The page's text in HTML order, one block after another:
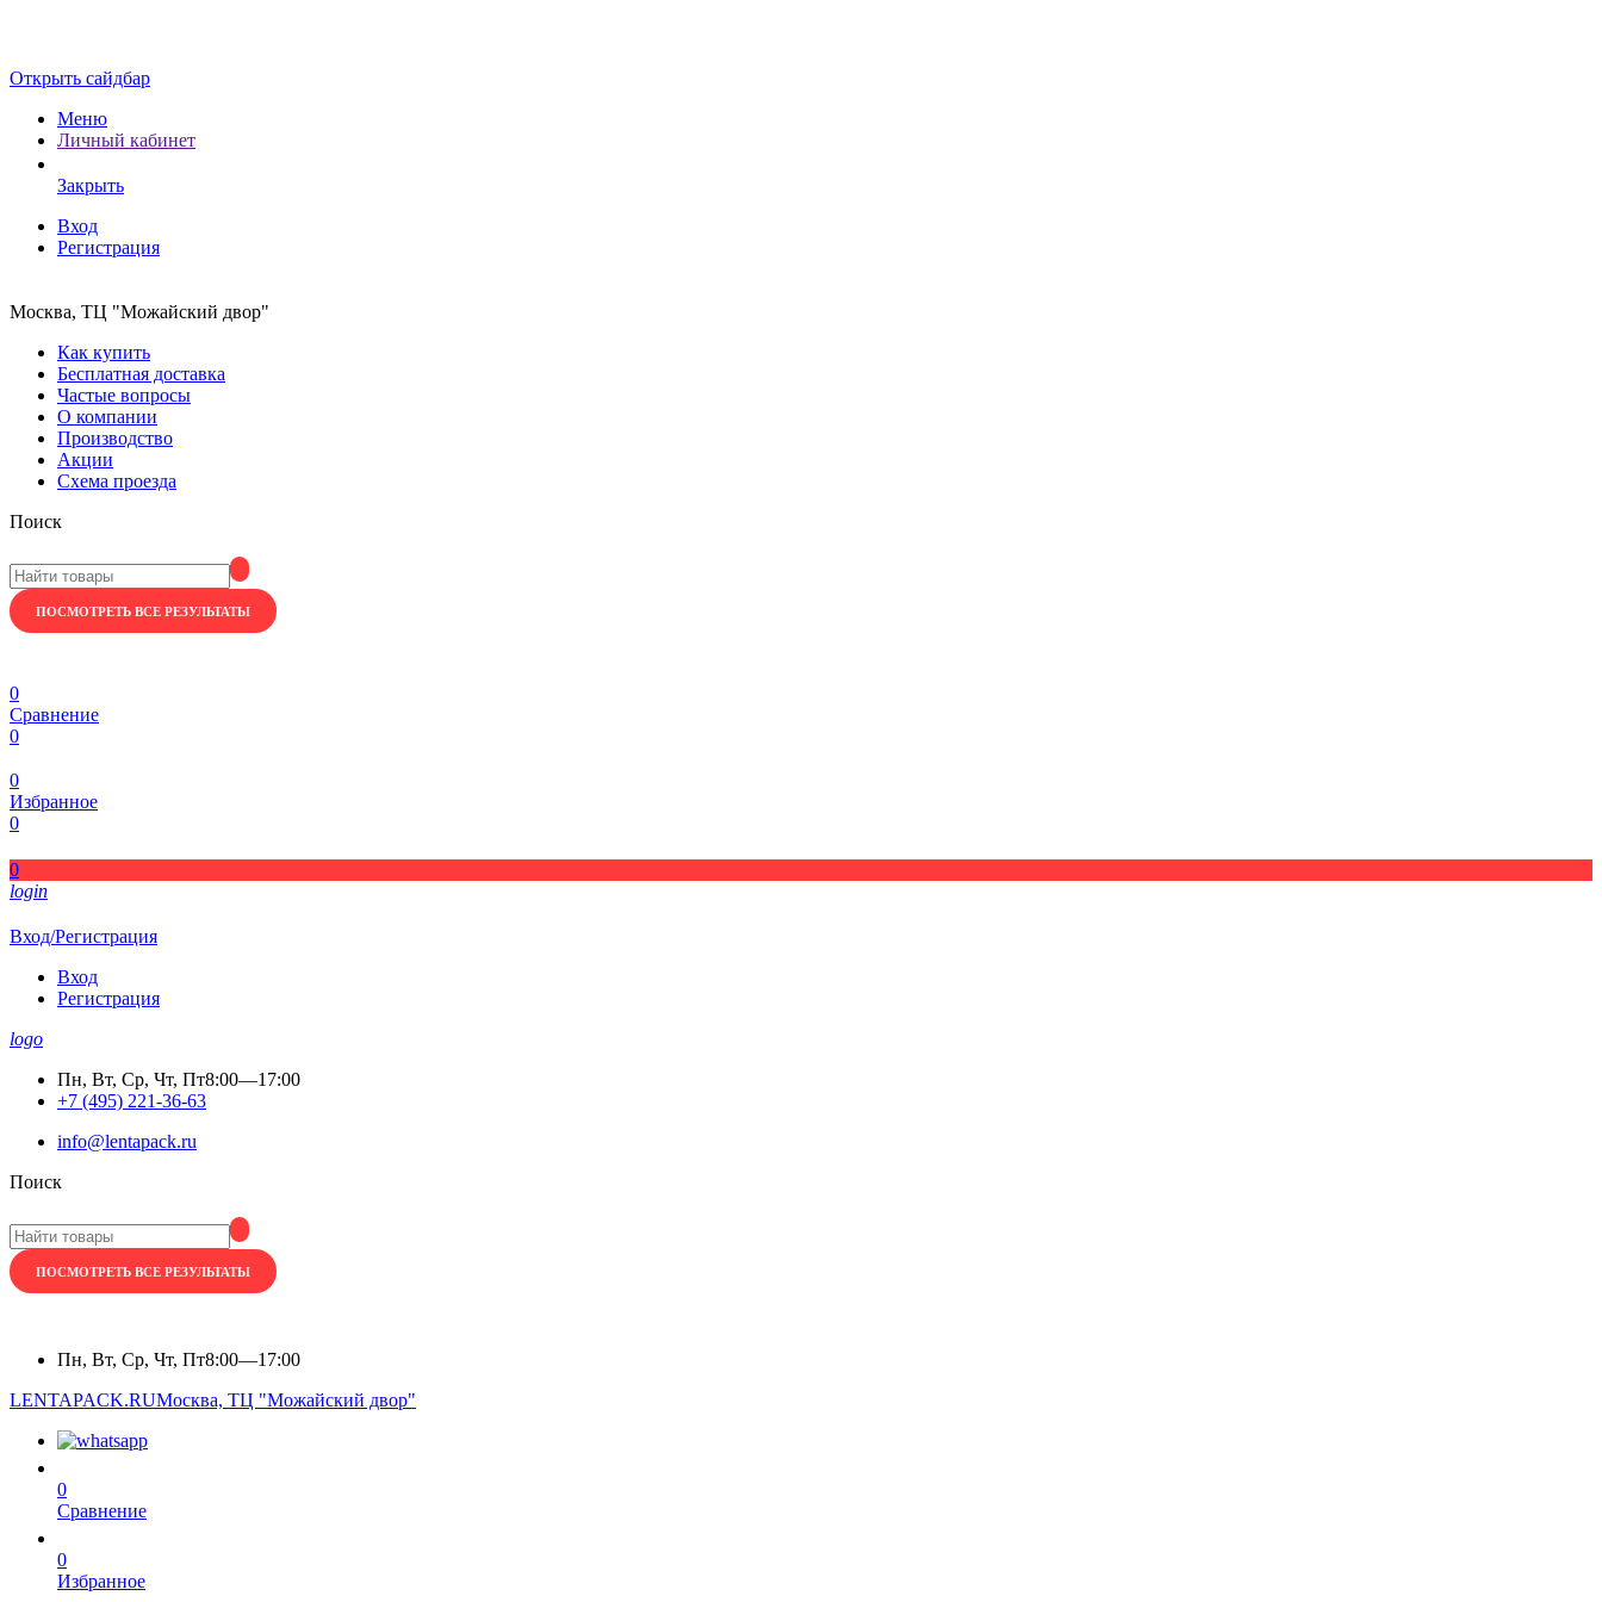
Открыть сайдбар
Меню
Личный кабинет
Закрыть
Вход
Регистрация
Москва, ТЦ "Можайский двор"
Как купить
Бесплатная доставка
Частые вопросы
О компании
Производство
Акции
Схема проезда
Поиск
ПОСМОТРЕТЬ ВСЕ РЕЗУЛЬТАТЫ
0
Сравнение
0
0
Избранное
0
0
login
Вход/Регистрация
Вход
Регистрация
logo
Пн, Вт, Ср, Чт, Пт8:00—17:00
+7 (495) 221-36-63
info@lentapack.ru
Поиск
ПОСМОТРЕТЬ ВСЕ РЕЗУЛЬТАТЫ
Пн, Вт, Ср, Чт, Пт8:00—17:00
LENTAPACK.RUМосква, ТЦ "Можайский двор"
0
Сравнение
0
Избранное